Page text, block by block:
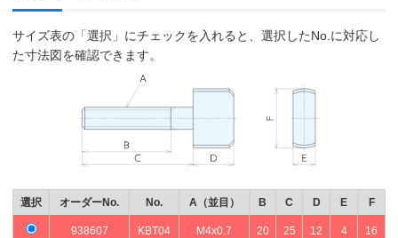
サイズ表の「選択」にチェックを入れると、選択したNo.に対応し
た寸法図を確認できます。
選択 オーダーNo. No. A（並目） B C D E F
938607 KBT04 M4x0.7 20 25 12 4 16